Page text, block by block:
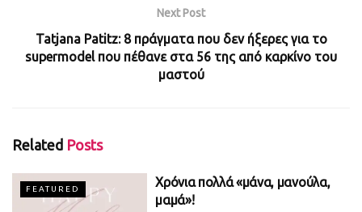
Next Post
Tatjana Patitz: 8 πράγματα που δεν ήξερες για το
supermodel που πέθανε στα 56 της από καρκίνο του
μαστού
Related Posts
FEATURED
Χρόνια πολλά «μάνα, μανούλα,
μαμά»!